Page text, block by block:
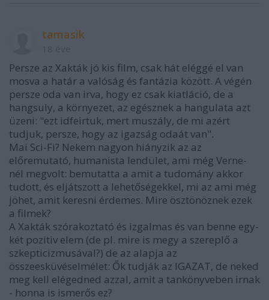
tamasik
Persze az Xakták jó kis film, csak hát eléggé el van
mosva a határ a valóság és fantázia között. A végén
persze oda van irva, hogy ez csak kiatláció, de a
hangsuly, a környezet, az egésznek a hangulata azt
üzeni: "ezt idfeirtuk, mert muszály, de mi azért
tudjuk, persze, hogy az igazság odaát van".
Mai Sci-Fi? Nekem nagyon hiányzik az az
előremutató, humanista lendület, ami még Verne-
nél megvolt: bemutatta a amit a tudomány akkor
tudott, és eljátszott a lehetőségekkel, mi az ami még
jöhet, amit keresni érdemes. Mire ösztönöznek ezek
a filmek?
A Xakták szórakoztató és izgalmas és van benne egy-
két pozitiv elem (de pl. mire is megy a szereplő a
szkepticizmusával?) de az alapja az
összeesküvéselmélet: Ők tudják az IGAZAT, de neked
meg kell elégedned azzal, amit a tankönyveben irnak
- honna is ismerős ez?